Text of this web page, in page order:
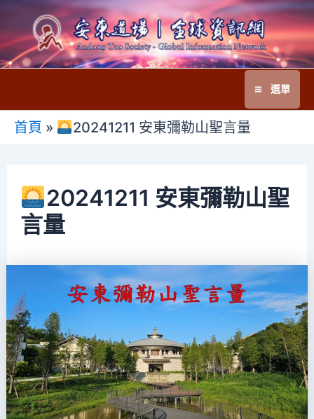
至
主
Main
選單
首頁 » 20241211 安東彌勒山聖言量
20241211 安東彌勒山聖
言量